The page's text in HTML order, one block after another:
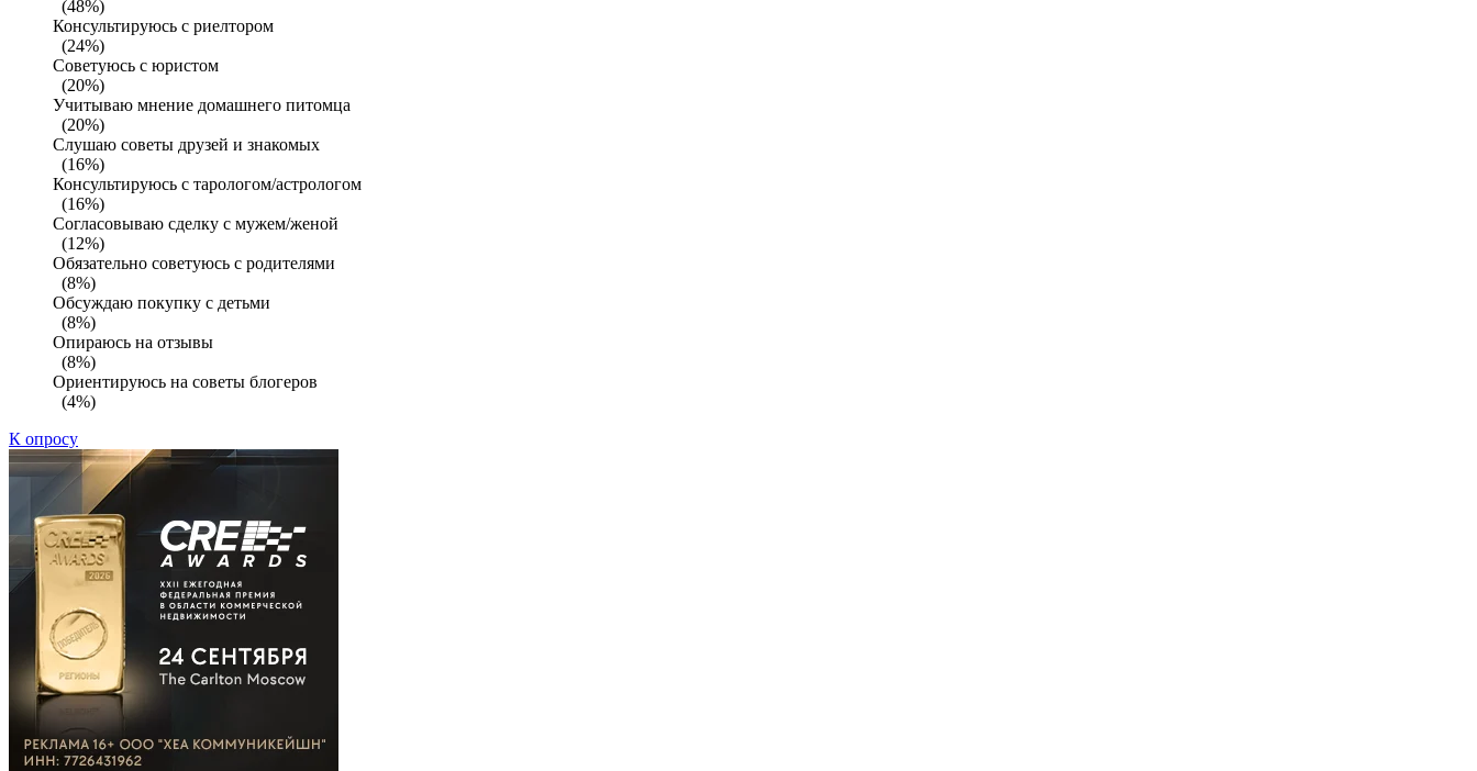
(48%)
Консультируюсь с риелтором
(24%)
Советуюсь с юристом
(20%)
Учитываю мнение домашнего питомца
(20%)
Слушаю советы друзей и знакомых
(16%)
Консультируюсь с тарологом/астрологом
(16%)
Согласовываю сделку с мужем/женой
(12%)
Обязательно советуюсь с родителями
(8%)
Обсуждаю покупку с детьми
(8%)
Опираюсь на отзывы
(8%)
Ориентируюсь на советы блогеров
(4%)
К опросу